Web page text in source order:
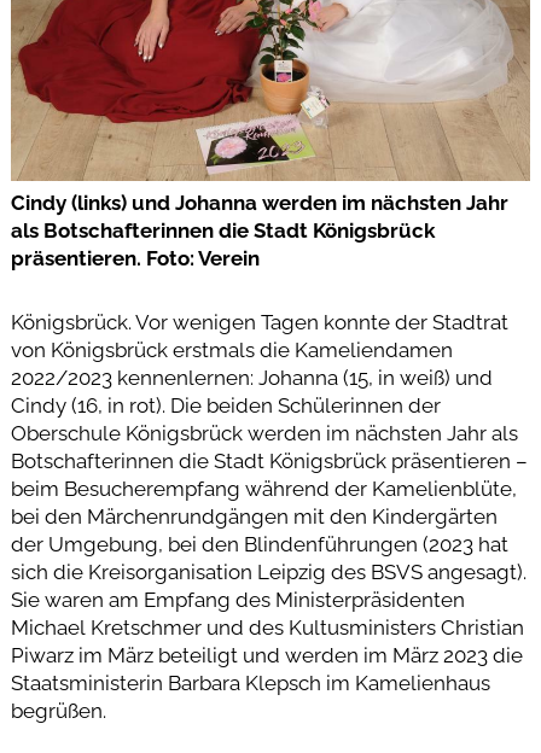
Cindy (links) und Johanna werden im nächsten Jahr
als Botschafterinnen die Stadt Königsbrück
präsentieren. Foto: Verein
Königsbrück. Vor wenigen Tagen konnte der Stadtrat
von Königsbrück erstmals die Kameliendamen
2022/2023 kennenlernen: Johanna (15, in weiß) und
Cindy (16, in rot). Die beiden Schülerinnen der
Oberschule Königsbrück werden im nächsten Jahr als
Botschafterinnen die Stadt Königsbrück präsentieren –
beim Besucherempfang während der Kamelienblüte,
bei den Märchenrundgängen mit den Kindergärten
der Umgebung, bei den Blindenführungen (2023 hat
sich die Kreisorganisation Leipzig des BSVS angesagt).
Sie waren am Empfang des Ministerpräsidenten
Michael Kretschmer und des Kultusministers Christian
Piwarz im März beteiligt und werden im März 2023 die
Staatsministerin Barbara Klepsch im Kamelienhaus
begrüßen.